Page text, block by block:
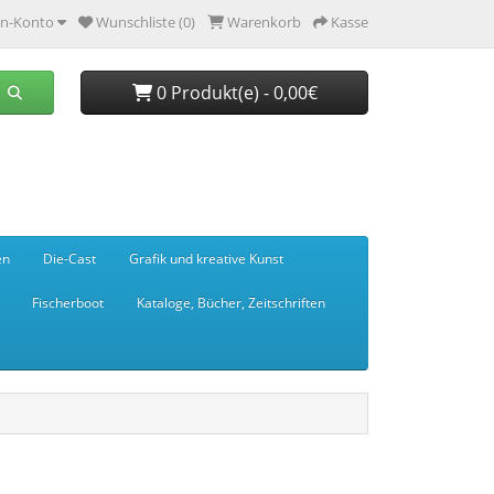
Konto Wunschliste (0) Warenkorb Kasse
0 Produkt(e) - 0,00€
Die-Cast Grafik und kreative Kunst
Fischerboot Kataloge, Bücher, Zeitschriften